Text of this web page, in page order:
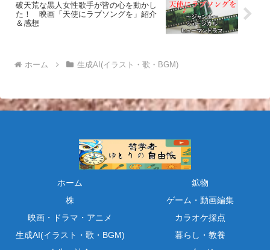
破天荒な黒人女性歌手が皆の心を動かし
た！ 映画「天使にラブソングを」紹介
＆感想
ホーム 生成AI(イラスト・歌・BGM)
ホーム
鉱物
株
ゲーム・動画編集
映画・ドラマ・アニメ
カラオケ採点
生成AI(イラスト・歌・BGM)
暮らし・教養